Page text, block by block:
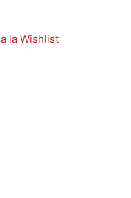
la Wishlist